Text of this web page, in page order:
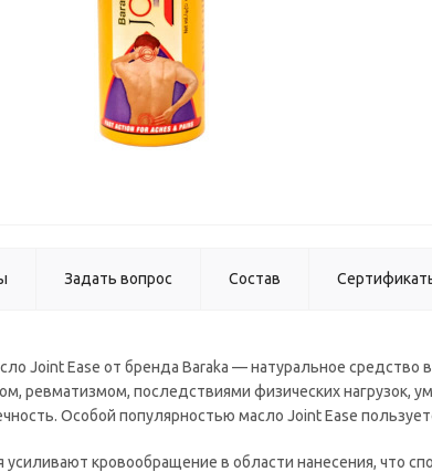
Задать вопрос Состав
Joint Ease от бренда Baraka — натуральное
ревматизмом, последствиями физических нагрузок,
Особой популярностью масло Joint Ease
кровообращение в области нанесения, что